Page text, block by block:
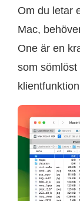
Om du letar
Mac,
One är en
som